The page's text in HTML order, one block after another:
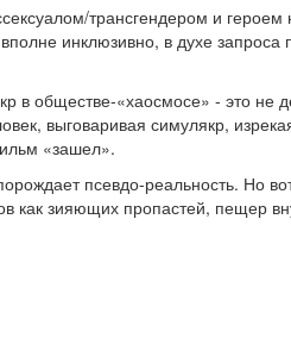
трансгендером и
инклюзивно, в духе запроса
обществе-«хаосмосе» - это не
выговаривая симулякр,
«зашел».
псевдо-реальность. Но
зияющих пропастей, пещер